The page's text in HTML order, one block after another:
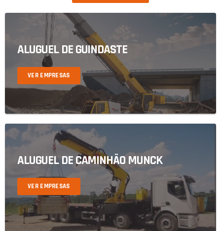
ALUGUEL DE GUINDASTE
VER EMPRESAS
ALUGUEL DE CAMINHÃO MUNCK
VER EMPRESAS